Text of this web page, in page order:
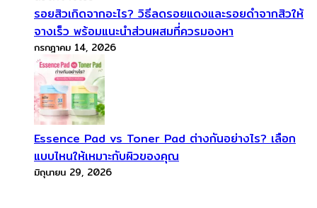
รอยสิวเกิดจากอะไร? วิธีลดรอยแดงและรอยดำจากสิวให้
จางเร็ว พร้อมแนะนำส่วนผสมที่ควรมองหา
กรกฎาคม 14, 2026
Essence Pad vs Toner Pad ต่างกันอย่างไร? เลือก
แบบไหนให้เหมาะกับผิวของคุณ
มิถุนายน 29, 2026